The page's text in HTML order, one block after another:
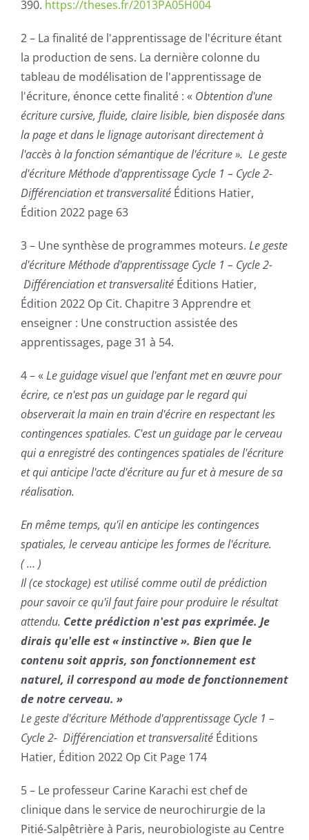
390. https://theses.fr/2013PA05H004
2 – La finalité de l'apprentissage de l'écriture étant
la production de sens. La dernière colonne du
tableau de modélisation de l'apprentissage de
l'écriture, énonce cette finalité : « Obtention d'une
écriture cursive, fluide, claire lisible, bien disposée dans
la page et dans le lignage autorisant directement à
l'accès à la fonction sémantique de l'écriture ». Legeste
d'écritureMéthode d'apprentissage Cycle 1 – Cycle 2-
Différenciation et transversalité Éditions Hatier,
Édition 2022 page 63
3 – Une synthèse de programmes moteurs. Legeste
d'écritureMéthode d'apprentissage Cycle 1 – Cycle 2-
Différenciation et transversalité Éditions Hatier,
Édition 2022 Op Cit. Chapitre 3 Apprendre et
enseigner : Une construction assistée des
apprentissages, page 31 à 54.
4 – « Le guidage visuel que l'enfant met en œuvre pour
écrire, ce n'est pas un guidage par le regard qui
observerait la main en train d'écrire en respectant les
contingences spatiales. C'est un guidage par le cerveau
qui a enregistré descontingences spatiales de l'écriture
et qui anticipe l'acte d'écriture au fur et à mesure de sa
réalisation.
En même temps, qu'il en anticipe les contingences
spatiales, le cerveau anticipe les formes de l'écriture.
( … )
Il (ce stockage) est utilisé comme outil de prédiction
pour savoir ce qu'il faut faire pour produire le résultat
attendu. Cette prédiction n'est pas exprimée. Je
dirais qu'elle est « instinctive ». Bien que le
contenu soit appris, son fonctionnement est
naturel, il correspond au mode de fonctionnement
de notre cerveau. »
Legeste d'écritureMéthode d'apprentissage Cycle 1 –
Cycle 2- Différenciation et transversalité Éditions
Hatier, Édition 2022 Op Cit Page 174
5 – Le professeur Carine Karachi est chef de
clinique dans le service de neurochirurgie de la
Pitié-Salpêtrière à Paris, neurobiologiste au Centre